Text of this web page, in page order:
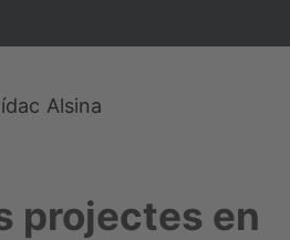
Alsina
projectes en